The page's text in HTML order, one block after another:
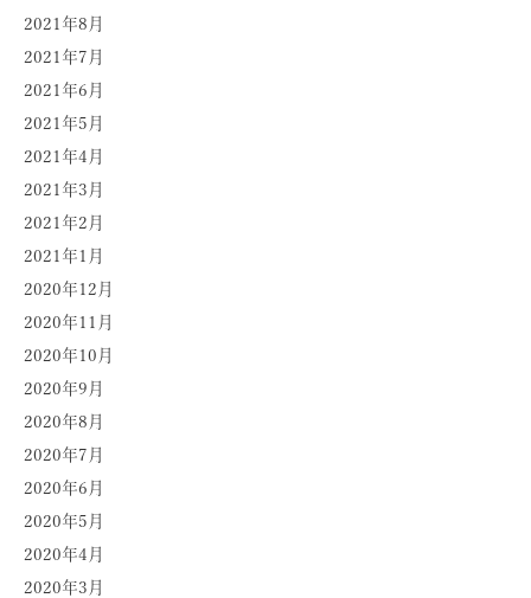
2021年8月
2021年7月
2021年6月
2021年5月
2021年4月
2021年3月
2021年2月
2021年1月
2020年12月
2020年11月
2020年10月
2020年9月
2020年8月
2020年7月
2020年6月
2020年5月
2020年4月
2020年3月